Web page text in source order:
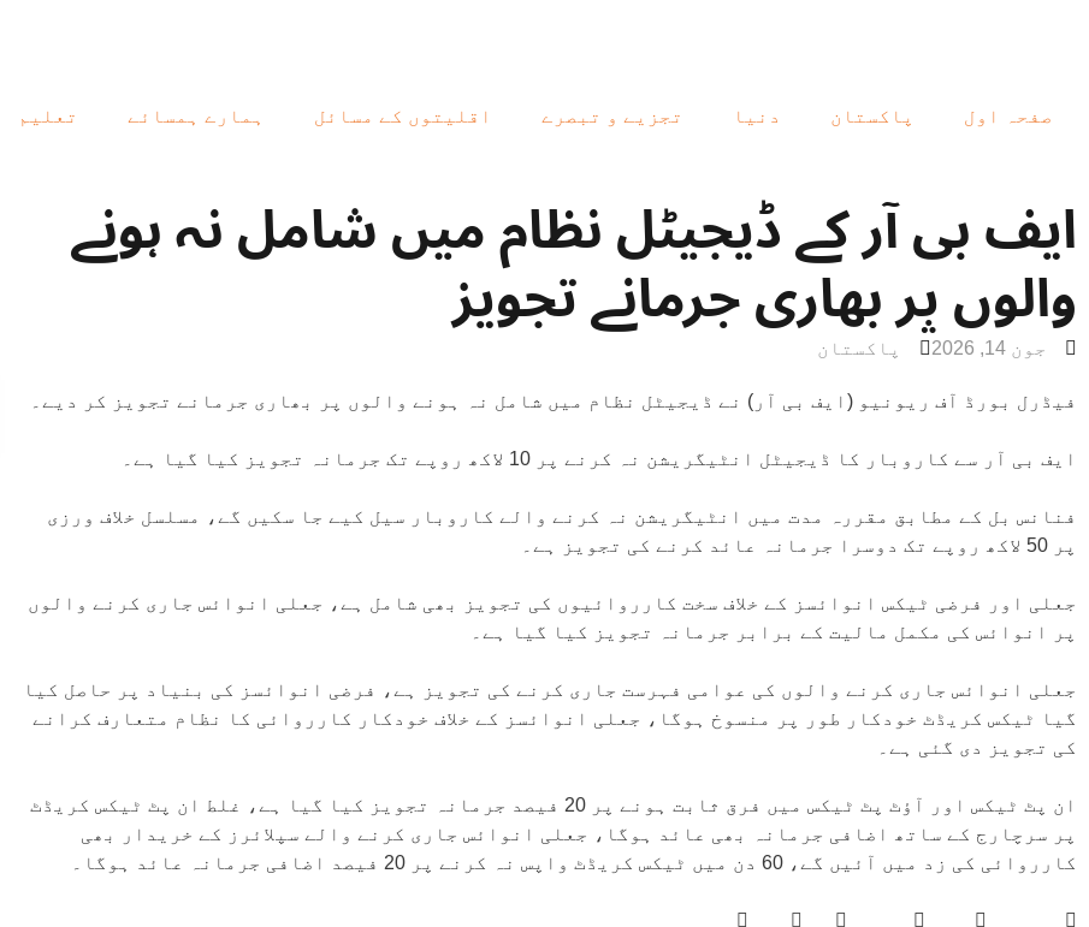
صفحہ اول پاکستان دنیا تجزیے و تبصرے اقلیتوں کے مسائل ہمارے ہمسائے تعلیم
ایف بی آر کے ڈیجیٹل نظام میں شامل نہ ہونے
والوں پر بھاری جرمانے تجویز
جون 14, 2026 پاکستان
فیڈرل بورڈ آف ریونیو (ایف بی آر) نے ڈیجیٹل نظام میں شامل نہ ہونے والوں پر بھاری جرمانے تجویز کر دیے۔
ایف بی آر سے کاروبار کا ڈیجیٹل انٹیگریشن نہ کرنے پر 10 لاکھ روپے تک جرمانہ تجویز کیا گیا ہے۔
فنانس بل کے مطابق مقررہ مدت میں انٹیگریشن نہ کرنے والے کاروبار سیل کیے جا سکیں گے، مسلسل خلاف ورزی
پر 50 لاکھ روپے تک دوسرا جرمانہ عائد کرنے کی تجویز ہے۔
جعلی اور فرضی ٹیکس انوائسز کے خلاف سخت کارروائیوں کی تجویز بھی شامل ہے، جعلی انوائس جاری کرنے والوں
پر انوائس کی مکمل مالیت کے برابر جرمانہ تجویز کیا گیا ہے۔
جعلی انوائس جاری کرنے والوں کی عوامی فہرست جاری کرنے کی تجویز ہے، فرضی انوائسز کی بنیاد پر حاصل کیا
گیا ٹیکس کریڈٹ خودکار طور پر منسوخ ہوگا، جعلی انوائسز کے خلاف خودکار کارروائی کا نظام متعارف کرانے
کی تجویز دی گئی ہے۔
ان پٹ ٹیکس اور آؤٹ پٹ ٹیکس میں فرق ثابت ہونے پر 20 فیصد جرمانہ تجویز کیا گیا ہے، غلط ان پٹ ٹیکس کریڈٹ
پر سرچارج کے ساتھ اضافی جرمانہ بھی عائد ہوگا، جعلی انوائس جاری کرنے والے سپلائرز کے خریدار بھی
کارروائی کی زد میں آئیں گے، 60 دن میں ٹیکس کریڈٹ واپس نہ کرنے پر 20 فیصد اضافی جرمانہ عائد ہوگا۔